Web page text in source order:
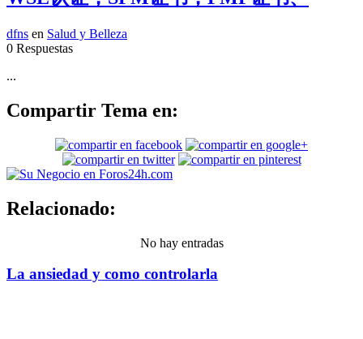
dfns en Salud y Belleza
0 Respuestas
...
Compartir Tema en:
Relacionado:
No hay entradas
La ansiedad y como controlarla